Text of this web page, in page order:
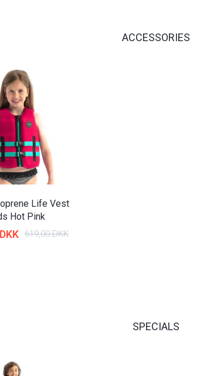
ACCESSORIES
Life Vest
Hot Pink
619,00 DKK
SPECIALS